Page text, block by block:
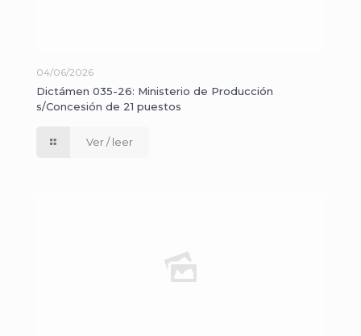
04/06/2026
Dictámen 035-26: Ministerio de Producción
s/Concesión de 21 puestos
Ver / leer